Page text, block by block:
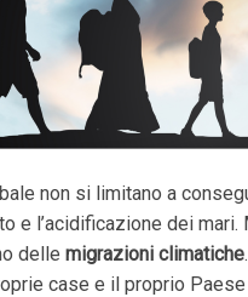
non si limitano a
e l’acidificazione dei
dellemigrazioni climatiche
case e il proprio